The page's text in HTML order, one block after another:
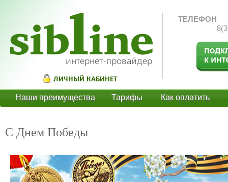
ТЕЛЕФОН
Наши преимущества Тарифы Как оплатить
С Днем Победы